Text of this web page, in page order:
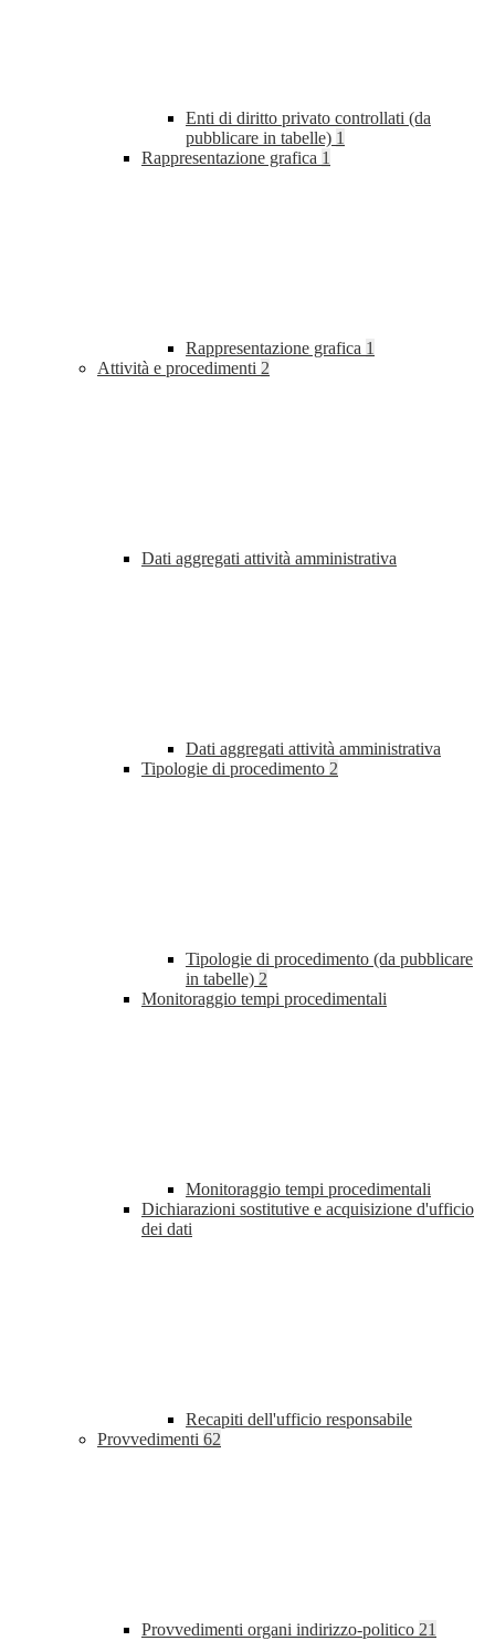
Enti di diritto privato controllati (da
pubblicare in tabelle) 1
Rappresentazione grafica 1
Rappresentazione grafica 1
Attività e procedimenti 2
Dati aggregati attività amministrativa
Dati aggregati attività amministrativa
Tipologie di procedimento 2
Tipologie di procedimento (da pubblicare
in tabelle) 2
Monitoraggio tempi procedimentali
Monitoraggio tempi procedimentali
Dichiarazioni sostitutive e acquisizione d'ufficio
dei dati
Recapiti dell'ufficio responsabile
Provvedimenti 62
Provvedimenti organi indirizzo-politico 21